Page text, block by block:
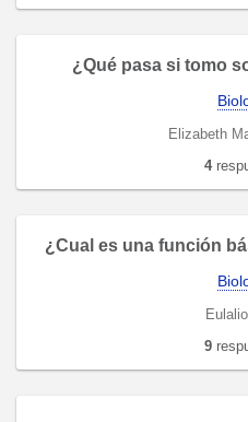
¿Qué pasa si tomo
Elizabeth
4
¿Cual es una función
9